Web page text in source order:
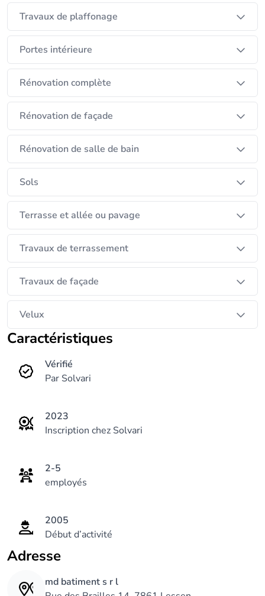
Travaux de plaffonage
Portes intérieure
Rénovation complète
Rénovation de façade
Rénovation de salle de bain
Sols
Terrasse et allée ou pavage
Travaux de terrassement
Travaux de façade
Velux
Caractéristiques
Vérifié
Par Solvari
2023
Inscription chez Solvari
2-5
employés
2005
Début d’activité
Adresse
md batiment s r l